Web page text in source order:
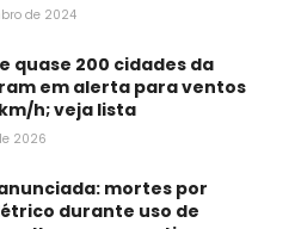
de 2024
quase 200 cidades da
em alerta para ventos
h; veja lista
2026
mortes por
durante uso de